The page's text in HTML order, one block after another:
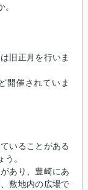
旧正月を行いま
開催されていま
いることがある
。
あり、豊崎にあ
敷地内の広場で